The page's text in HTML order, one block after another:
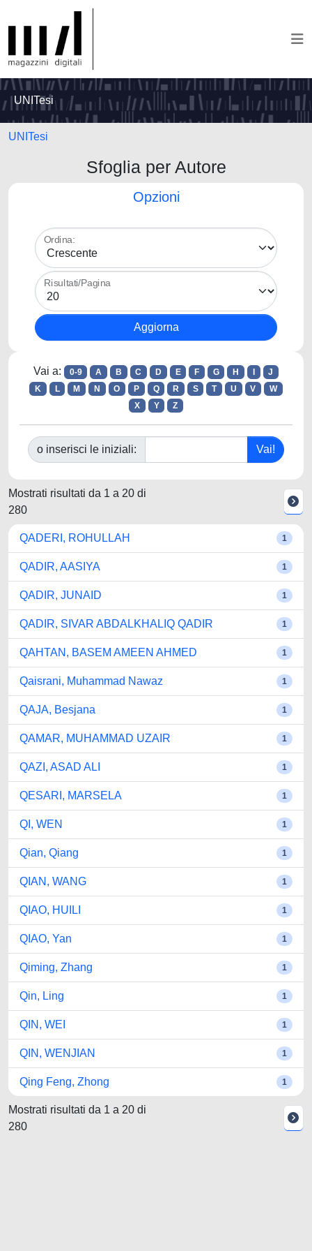
UNITesi
UNITesi
Sfoglia per Autore
Opzioni
Ordina:
Risultati/Pagina
Vai a: 0-9 A B C D E F G H
J
K
L M N O P Q R S T U V
W
X
Y Z
o inserisci le iniziali:
Mostrati risultati da 1 a 20 di
280
QADERI, ROHULLAH 1
QADIR, AASIYA 1
QADIR, JUNAID 1
QADIR, SIVAR ABDALKHALIQ QADIR 1
QAHTAN, BASEM AMEEN AHMED 1
Qaisrani, Muhammad Nawaz 1
QAJA, Besjana 1
QAMAR, MUHAMMAD UZAIR 1
QAZI, ASAD ALI 1
QESARI, MARSELA 1
QI, WEN 1
Qian, Qiang 1
QIAN, WANG 1
QIAO, HUILI 1
QIAO, Yan 1
Qiming, Zhang 1
Qin, Ling 1
QIN, WEI 1
QIN, WENJIAN 1
Qing Feng, Zhong 1
Mostrati risultati da 1 a 20 di
280